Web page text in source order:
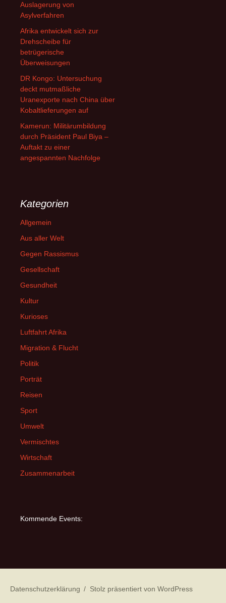
Auslagerung von
Asylverfahren
Afrika entwickelt sich zur
Drehscheibe für
betrügerische
Überweisungen
DR Kongo: Untersuchung
deckt mutmaßliche
Uranexporte nach China über
Kobaltlieferungen auf
Kamerun: Militärumbildung
durch Präsident Paul Biya –
Auftakt zu einer
angespannten Nachfolge
Kategorien
Allgemein
Aus aller Welt
Gegen Rassismus
Gesellschaft
Gesundheit
Kultur
Kurioses
Luftfahrt Afrika
Migration & Flucht
Politik
Porträt
Reisen
Sport
Umwelt
Vermischtes
Wirtschaft
Zusammenarbeit
Kommende Events:
Datenschutzerklärung Stolz präsentiert von WordPress